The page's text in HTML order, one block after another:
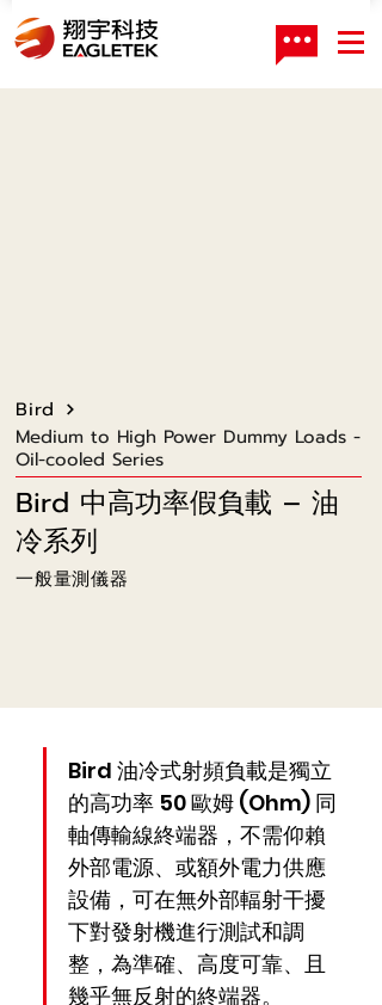
Bird
Medium to High Power Dummy Loads -
Oil-cooled Series
Bird 中高功率假負載 – 油
冷系列
一般量測儀器
Bird 油冷式射頻負載是獨立
的高功率 50 歐姆 (Ohm) 同
軸傳輸線終端器，不需仰賴
外部電源、或額外電力供應
設備，可在無外部輻射干擾
下對發射機進行測試和調
整，為準確、高度可靠、且
幾乎無反射的終端器。